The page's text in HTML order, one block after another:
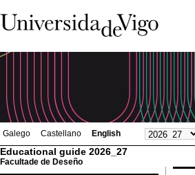
Galego Castellano English
Educational guide 2026_27
Facultade de Deseño